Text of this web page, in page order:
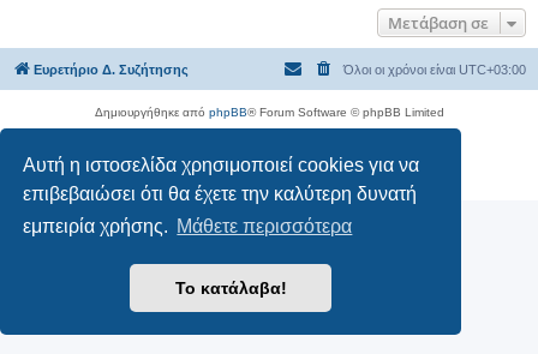
Αυτή η ιστοσελίδα χρησιμοποιεί cookies για να
επιβεβαιώσει ότι θα έχετε την καλύτερη δυνατή
εμπειρία χρήσης. Μάθετε περισσότερα
Το κατάλαβα!
Μετάβαση σε
Ευρετήριο Δ. Συζήτησης Όλοι οι χρόνοι είναι UTC+03:00
Δημιουργήθηκε από phpBB® Forum Software © phpBB Limited
Ελληνική μετάφραση από το
phpbbgr.com
Απόρρητο